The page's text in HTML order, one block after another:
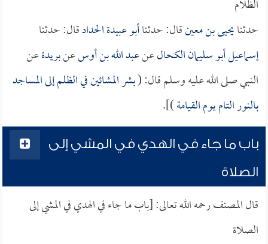
الظلام
حدثنايحيى بن معينقال: حدثناأبو عبيدة الحدادقال: حدثنا
إسماعيل أبو سليمان الكحالعنعبد الله بن أوسعنبريدةعن
النبي صلى الله عليه وسلم قال: (بشر المشائين في الظلم إلى المساجد
بالنور التام يوم القيامة)].
باب ما جاء في الهدي في المشي إلى
الصلاة
قال المصنف رحمه الله تعالى: [باب ما جاء في الهدي في المشي إلى
الصلاة